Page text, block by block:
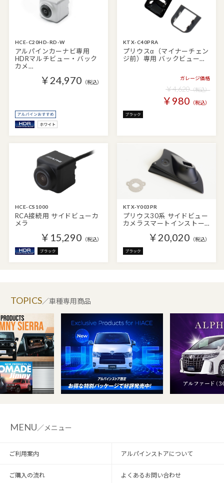
HCE-C20HD-RD-W
アルパインカーナビ専用
HDRマルチビュー・バック
カメ…
￥24,970 （税込）
KTX-C40PRA
プリウスα（マイナーチェン
ジ前）専用 バックビュー…
ガレージ価格
￥4,620（税込）
￥980 （税込）
HCE-CS1000
RCA接続用 サイドビューカ
メラ
￥15,290 （税込）
KTX-Y003PR
プリウス30系 サイドビュー
カメラスマートインストー…
￥20,020 （税込）
／車種専用商品
MENU／メニュー
ご利用案内 アルパインストアについて
ご購入の流れ よくあるお問い合わせ